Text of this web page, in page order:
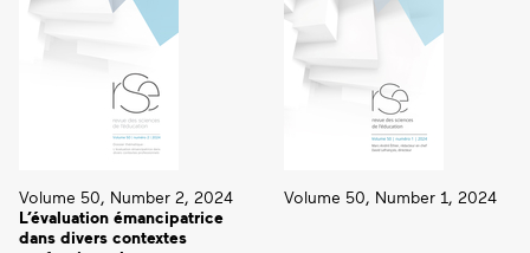
Volume 50, Number 2, 2024
L’évaluation émancipatrice
dans divers contextes
Volume 50, Number 1, 2024